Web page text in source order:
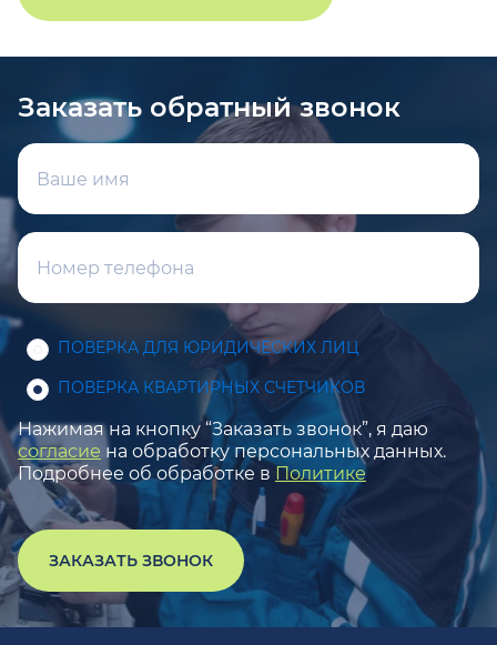
Заказать обратный звонок
ПОВЕРКА ДЛЯ ЮРИДИЧЕСКИХ ЛИЦ
ПОВЕРКА КВАРТИРНЫХ СЧЕТЧИКОВ
Нажимая на кнопку “Заказать звонок”, я даю
согласие на обработку персональных данных.
Подробнее об обработке в Политике
ЗАКАЗАТЬ ЗВОНОК